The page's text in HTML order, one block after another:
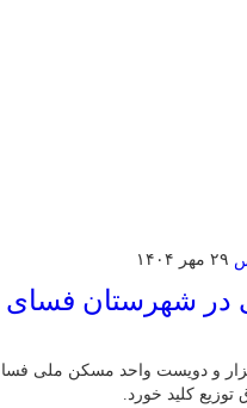
۲۹ مهر ۱۴۰۴
مسکن ملی در شهرستان فسای
شرکت برق منطقه‌ای فارس اعلام کرد: تامین برق حدود ۴ هزار و دویست واحد مسکن ملی فسا